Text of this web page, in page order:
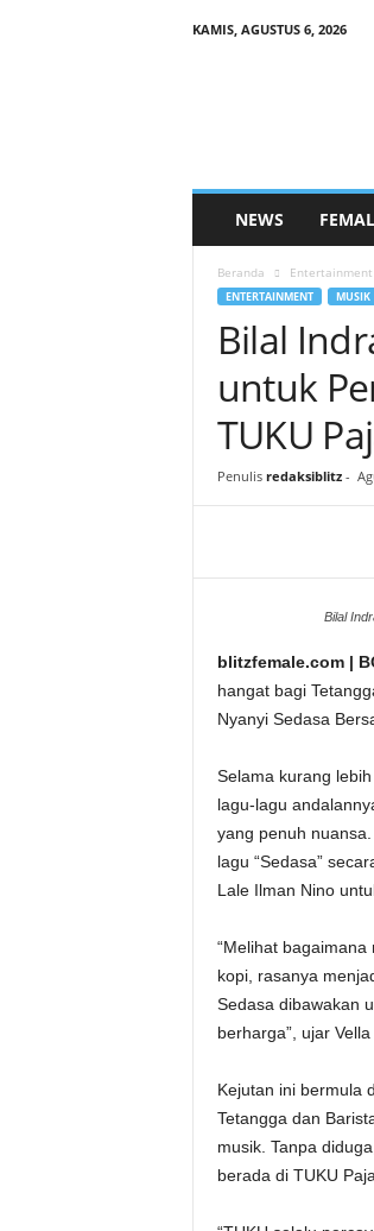
KAMIS, AGUSTUS 6, 2026
NEWS
Beranda Entertainment
ENTERTAINMENT MUSIK
Bilal
untuk
TUKU
Penulis redaksiblitz-
Bilal
blitzfemale.com |
hangat bagi
Nyanyi Sedasa
Selama kurang
lagu-lagu
yang penuh
lagu “Sedasa”
Lale Ilman Nino
“Melihat
kopi, rasanya
Sedasa dibawakan
berharga”, ujar
Kejutan ini bermula
Tetangga dan
musik. Tanpa
berada di TUKU